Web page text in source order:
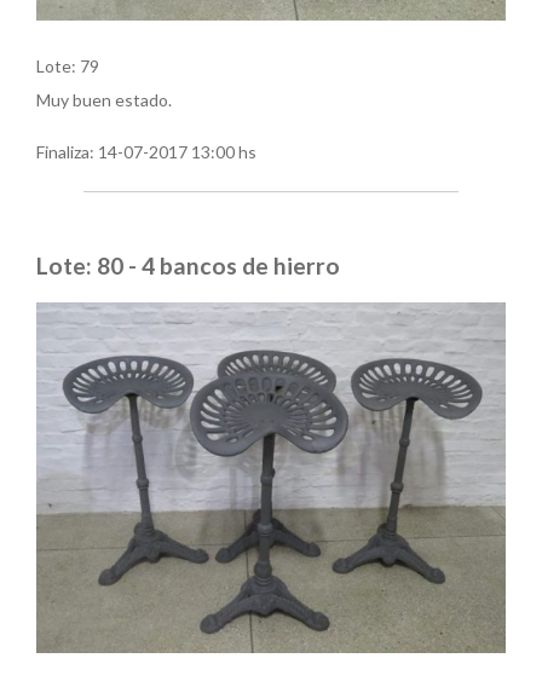
Lote: 79
Muy buen estado.
Finaliza: 14-07-2017 13:00 hs
Lote: 80 - 4 bancos de hierro